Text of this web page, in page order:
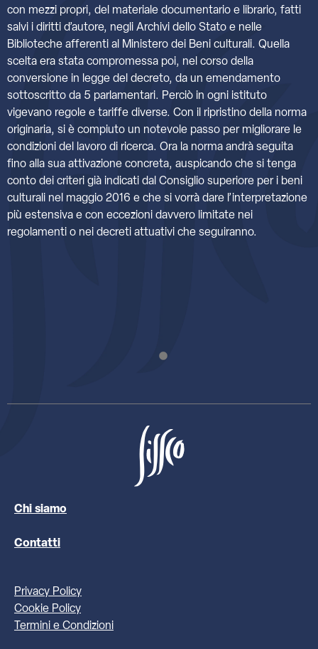
con mezzi propri, del materiale documentario e librario, fatti
salvi i diritti d’autore, negli Archivi dello Stato e nelle
Biblioteche afferenti al Ministero dei Beni culturali. Quella
scelta era stata compromessa poi, nel corso della
conversione in legge del decreto, da un emendamento
sottoscritto da 5 parlamentari. Perciò in ogni istituto
vigevano regole e tariffe diverse. Con il ripristino della norma
originaria, si è compiuto un notevole passo per migliorare le
condizioni del lavoro di ricerca. Ora la norma andrà seguita
fino alla sua attivazione concreta, auspicando che si tenga
conto dei criteri già indicati dal Consiglio superiore per i beni
culturali nel maggio 2016 e che si vorrà dare l’interpretazione
più estensiva e con eccezioni davvero limitate nei
regolamenti o nei decreti attuativi che seguiranno.
Chi siamo
Contatti
Privacy Policy
Cookie Policy
Termini e Condizioni